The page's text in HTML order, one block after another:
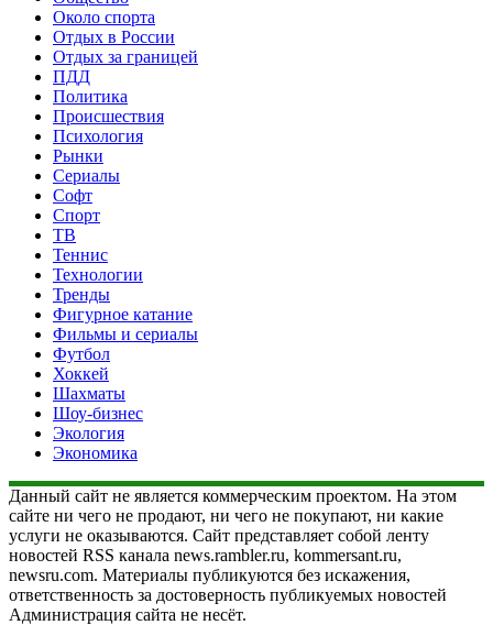
Около спорта
Отдых в России
Отдых за границей
ПДД
Политика
Происшествия
Психология
Рынки
Сериалы
Софт
Спорт
ТВ
Теннис
Технологии
Тренды
Фигурное катание
Фильмы и сериалы
Футбол
Хоккей
Шахматы
Шоу-бизнес
Экология
Экономика
Данный сайт не является коммерческим проектом. На этом
сайте ни чего не продают, ни чего не покупают, ни какие
услуги не оказываются. Сайт представляет собой ленту
новостей RSS канала news.rambler.ru, kommersant.ru,
newsru.com. Материалы публикуются без искажения,
ответственность за достоверность публикуемых новостей
Администрация сайта не несёт.